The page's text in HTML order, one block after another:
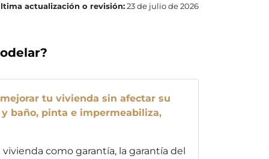
actualización o revisión: 23 de julio de 2026
tu vivienda sin afectar su
baño, pinta e impermeabiliza,
como garantía, la garantía del